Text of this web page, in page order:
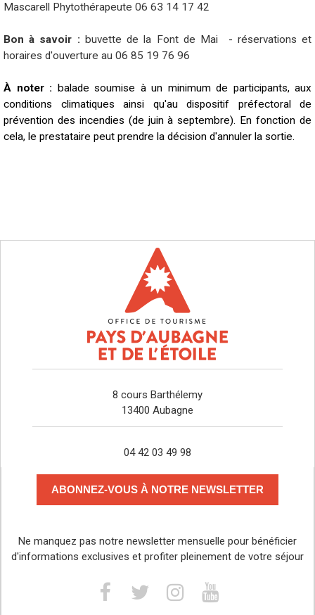
Mascarell Phytothérapeute 06 63 14 17 42
Bon à savoir : buvette de la Font de Mai - réservations et
horaires d'ouverture au 06 85 19 76 96
À noter : balade soumise à un minimum de participants, aux
conditions climatiques ainsi qu'au dispositif préfectoral de
prévention des incendies (de juin à septembre). En fonction de
cela, le prestataire peut prendre la décision d'annuler la sortie.
8 cours Barthélemy
13400 Aubagne
04 42 03 49 98
ABONNEZ-VOUS À NOTRE NEWSLETTER
Ne manquez pas notre newsletter mensuelle pour bénéficier
d'informations exclusives et profiter pleinement de votre séjour